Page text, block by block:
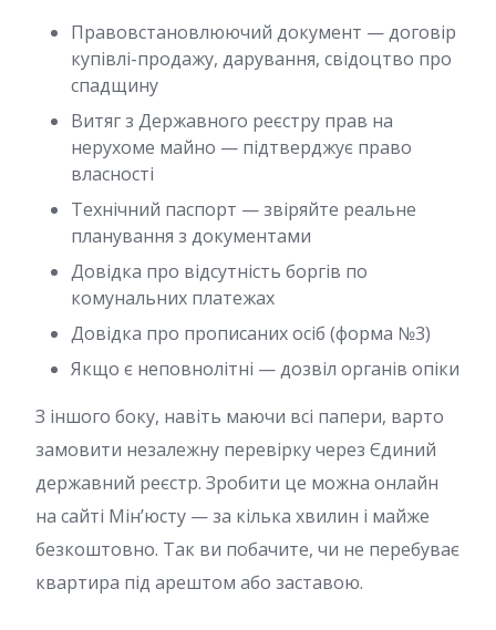
Правовстановлюючий документ — договір
купівлі-продажу, дарування, свідоцтво про
спадщину
Витяг з Державного реєстру прав на
нерухоме майно — підтверджує право
власності
Технічний паспорт — звіряйте реальне
планування з документами
Довідка про відсутність боргів по
комунальних платежах
Довідка про прописаних осіб (форма №3)
Якщо є неповнолітні — дозвіл органів опіки
З іншого боку, навіть маючи всі папери, варто
замовити незалежну перевірку через Єдиний
державний реєстр. Зробити це можна онлайн
на сайті Мін’юсту — за кілька хвилин і майже
безкоштовно. Так ви побачите, чи не перебуває
квартира під арештом або заставою.